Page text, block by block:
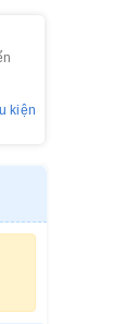
kiện